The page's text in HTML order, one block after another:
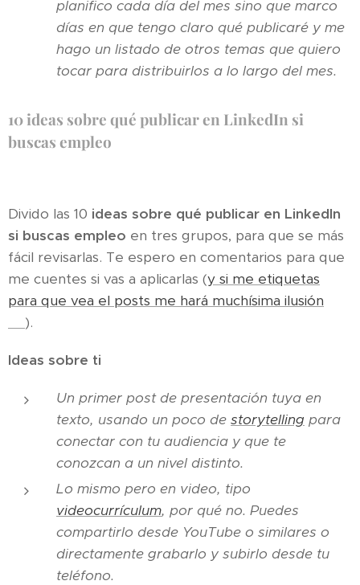
planifico cada día del mes sino que marco
días en que tengo claro qué publicaré y me
hago un listado de otros temas que quiero
tocar para distribuirlos a lo largo del mes.
10 ideas sobre qué publicar en LinkedIn si
buscas empleo
Divido las 10 ideas sobre qué publicar en LinkedIn
si buscas empleo en tres grupos, para que se más
fácil revisarlas. Te espero en comentarios para que
me cuentes si vas a aplicarlas (y si me etiquetas
para que vea el posts me hará muchísima ilusión
).
Ideas sobre ti
Un primer post de presentación tuya en
texto, usando un poco de storytelling para
conectar con tu audiencia y que te
conozcan a un nivel distinto.
Lo mismo pero en video, tipo
videocurrículum, por qué no. Puedes
compartirlo desde YouTube o similares o
directamente grabarlo y subirlo desde tu
teléfono.